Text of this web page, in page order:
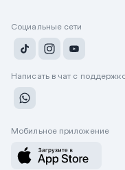
Социальные сети
Написать в чат с
Мобильное приложение